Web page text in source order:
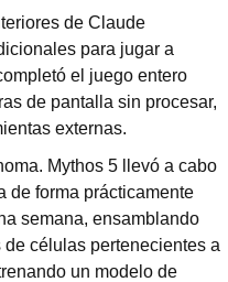
de Claude
para jugar a
el juego entero
de pantalla sin procesar,
externas.
Mythos 5 llevó a cabo
de forma prácticamente
semana, ensamblando
células pertenecientes a
un modelo de